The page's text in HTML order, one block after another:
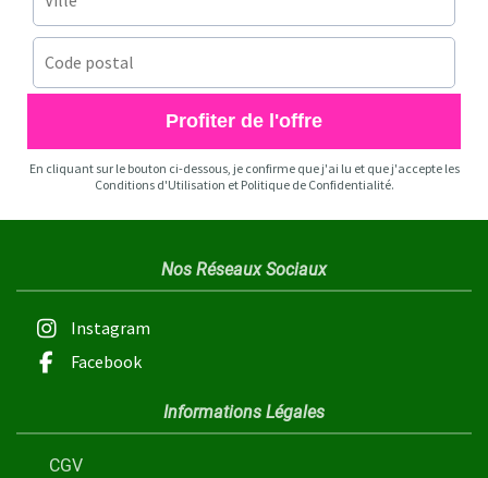
Profiter de l'offre
En cliquant sur le bouton ci-dessous, je confirme que j'ai lu et que j'accepte les
Conditions d'Utilisation et Politique de Confidentialité.
Nos Réseaux Sociaux
Instagram
Facebook
Informations Légales
CGV